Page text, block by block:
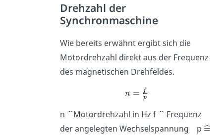
Drehzahl der
Synchronmaschine
Wie bereits erwähnt ergibt sich die
Motordrehzahl direkt aus der Frequenz
des magnetischen Drehfeldes.
n Motordrehzahl in Hz f
Frequenz
der angelegten Wechselspannung p